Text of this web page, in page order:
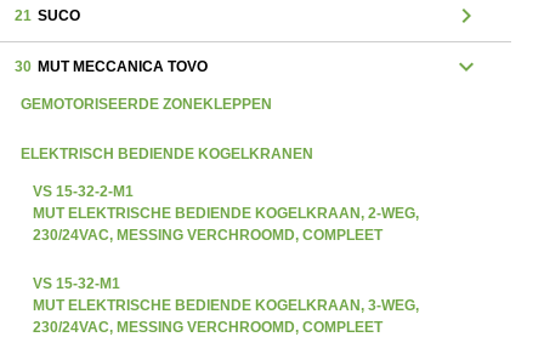
21 SUCO chevron_right
30 MUT MECCANICA TOVO expand_more
GEMOTORISEERDE ZONEKLEPPEN
ELEKTRISCH BEDIENDE KOGELKRANEN
VS 15-32-2-M1
MUT ELEKTRISCHE BEDIENDE KOGELKRAAN, 2-WEG,
230/24VAC, MESSING VERCHROOMD, COMPLEET
VS 15-32-M1
MUT ELEKTRISCHE BEDIENDE KOGELKRAAN, 3-WEG,
230/24VAC, MESSING VERCHROOMD, COMPLEET